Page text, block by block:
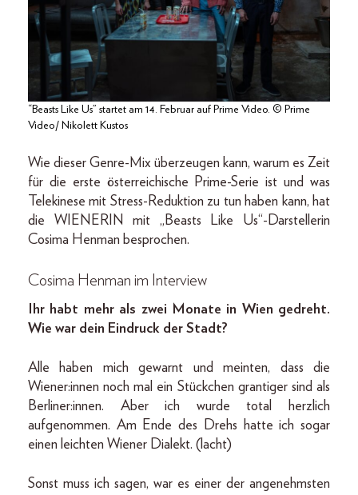
“Beasts Like Us” startet am 14. Februar auf Prime Video. © Prime
Video/ Nikolett Kustos
Wie dieser Genre-Mix überzeugen kann, warum es Zeit
für die erste österreichische Prime-Serie ist und was
Telekinese mit Stress-Reduktion zu tun haben kann, hat
die WIENERIN mit „Beasts Like Us“-Darstellerin
Cosima Henman besprochen.
Cosima Henman im Interview
Ihr habt mehr als zwei Monate in Wien gedreht.
Wie war dein Eindruck der Stadt?
Alle haben mich gewarnt und meinten, dass die
Wiener:innen noch mal ein Stückchen grantiger sind als
Berliner:innen. Aber ich wurde total herzlich
aufgenommen. Am Ende des Drehs hatte ich sogar
einen leichten Wiener Dialekt. (lacht)
Sonst muss ich sagen, war es einer der angenehmsten